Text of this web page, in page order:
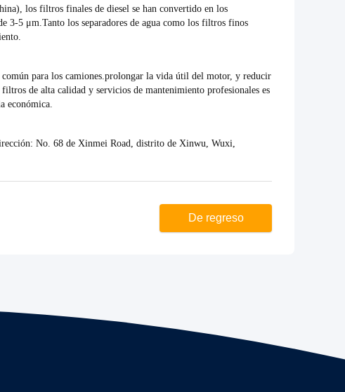
los filtros finales de diesel se han convertido en los
3-5 μm.Tanto los separadores de agua como los filtros finos
para los camiones.prolongar la vida útil del motor, y reducir
de alta calidad y servicios de mantenimiento profesionales es
económica.
No. 68 de Xinmei Road, distrito de Xinwu, Wuxi,
De regreso